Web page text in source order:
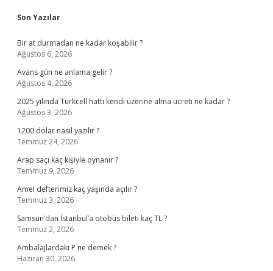
Sidebar
Son Yazılar
Bir at durmadan ne kadar koşabilir ?
Ağustos 6, 2026
Avans gün ne anlama gelir ?
Ağustos 4, 2026
2025 yılında Turkcell hattı kendi üzerine alma ücreti ne kadar ?
Ağustos 3, 2026
1200 dolar nasıl yazılır ?
Temmuz 24, 2026
Arap saçı kaç kişiyle oynanır ?
Temmuz 9, 2026
Amel defterimiz kaç yaşında açılır ?
Temmuz 3, 2026
Samsun’dan İstanbul’a otobüs bileti kaç TL ?
Temmuz 2, 2026
Ambalajlardaki P ne demek ?
Haziran 30, 2026